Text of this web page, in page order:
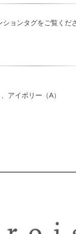
ョンタグをご覧くだ
アイボリー（A）